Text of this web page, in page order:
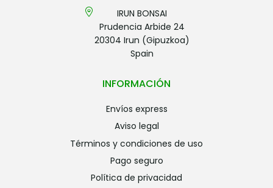
IRUN BONSAI
Prudencia Arbide 24
20304 Irun (Gipuzkoa)
Spain
INFORMACIÓN
envíos express
aviso legal
términos y condiciones de uso
pago seguro
política de privacidad